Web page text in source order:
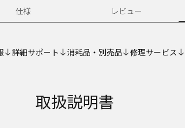
仕様 レビュー
詳細サポート 消耗品・別売品 修理サービス
取扱説明書